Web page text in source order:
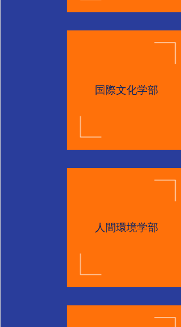
国際文化学部
人間環境学部